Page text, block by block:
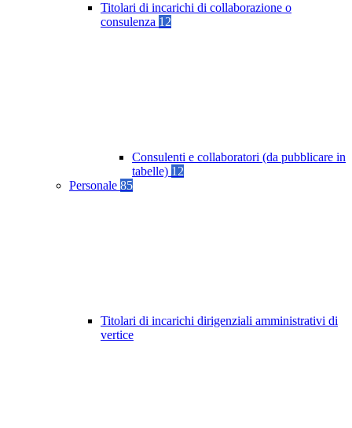
Titolari di incarichi di collaborazione o
consulenza 12
Consulenti e collaboratori (da pubblicare in
tabelle) 12
Personale 85
Titolari di incarichi dirigenziali amministrativi di
vertice